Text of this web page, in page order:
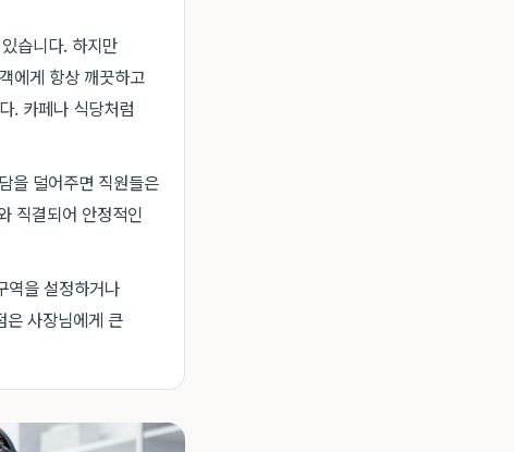
습니다. 하지만
에게 항상 깨끗하고
. 카페나 식당처럼
을 덜어주면 직원들은
직결되어 안정적인
역을 설정하거나
은 사장님에게 큰